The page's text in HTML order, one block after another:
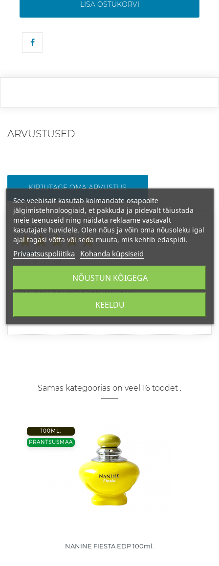
LISA OSTUKORVI
ARVUSTUSED
KIRJUTAGE OMA ARVUSTUS
Hinne
ALINA
2026-05-18
NEREALUS KVAPAS!
BŪTENT TAI, KO IR NORĖJAU!
Samas kategoorias on veel 16 toodet :
100ML.
PRANTSUSMAA
NANINE FIESTA EDP 100ml.
See veebisait kasutab kolmandate osapoolte
jälgimistehnoloogiaid, et pakkuda ja pidevalt täiustada
meie teenuseid ning näidata reklaame vastavalt
kasutajate huvidele. Olen nõus ja võin oma nõusoleku igal
ajal tagasi võtta või seda muuta, mis kehtib edaspidi.
Privaatsuspoliitika Kohanda küpsiseid
KEELDU
NÕUSTUN KÕIGEGA